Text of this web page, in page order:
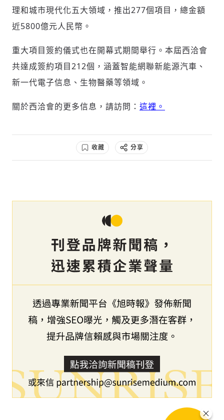
理和城市現代化五大領域，推出277個項目，總金額
近5800億元人民幣。
重大項目簽約儀式也在開幕式期間舉行。本屆西洽會
共達成簽約項目212個，涵蓋智能網聯新能源汽車、
新一代電子信息、生物醫藥等領域。
關於西洽會的更多信息，請訪問： 這裡。
收藏 分享